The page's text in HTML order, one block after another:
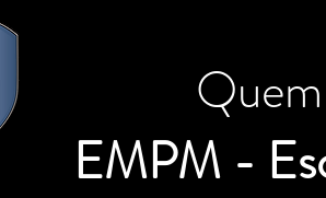
EMPM -